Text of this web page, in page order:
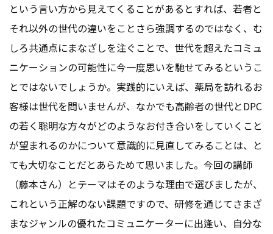
という言い方から見えてくることがあるとすれば、若者と
それ以外の世代の違いをことさら強調するのではなく、む
しろ共通点にまなざしを注ぐことで、世代を超えたコミュ
ニケーションの可能性に今一度思いを馳せてみるというこ
とではないでしょうか。実践的にいえば、薬局を訪れるお
客様は世代を問いませんが、なかでも高齢者の世代とDPC
の若く聡明な方々がどのようなお付き合いをしていくこと
が望まれるのかについて意識的に見直してみることは、と
ても大切なことだとあらためて思いました。今回の講師
（藤本さん）とテーマはそのような理由で選びましたが、
これという正解のない課題ですので、研修を通じてさまざ
まなジャンルの優れたコミュニケーターに出逢い、自分な